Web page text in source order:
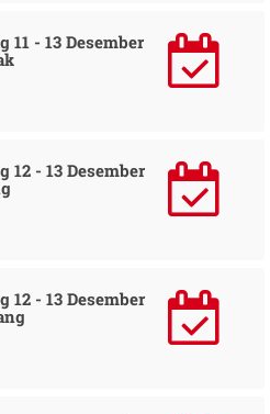
11 - 13 Desember
12 - 13 Desember
12 - 13 Desember